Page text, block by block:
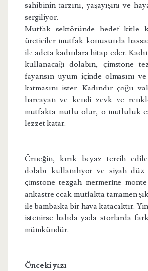
sahibinin tarzını, yaşayışını ve
sergiliyor.
Mutfak sektöründe hedef kitle
üreticiler mutfak konusunda
ile adeta kadınlara hitap eder.
kullanacağı dolabın, çimstone
fayansın uyum içinde olmasını
katmasını ister. Kadındır çoğu
harcayan ve kendi zevk ve
mutfakta mutlu olur, o mutluluk
lezzet katar.
Örneğin, kırık beyaz tercih
dolabı kullanılıyor ve siyah düz
çimstone tezgah mermerine
ankastre ocak mutfakta tamamen
ile bambaşka bir hava katacaktır.
istenirse halıda yada storlarda
mümkündür.
Önceki yazı